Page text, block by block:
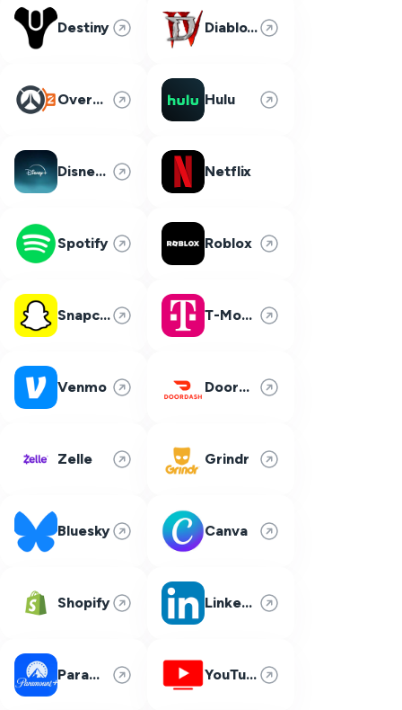
Destiny Diablo 4
Overwatch 2 Hulu
Disney Plus Netflix
Spotify Roblox
Snapchat T-Mobile
Venmo DoorDash
Zelle Grindr
Bluesky Canva
Shopify LinkedIn
Paramount Plus YouTube TV